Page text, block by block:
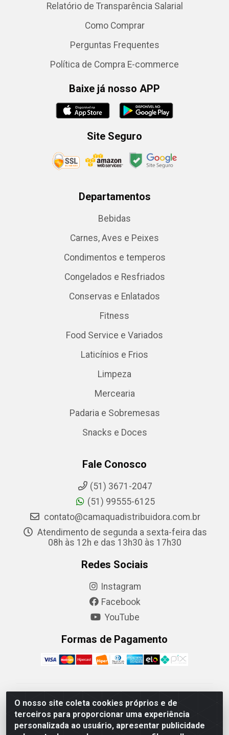
O nosso site coleta cookies próprios e de
terceiros para proporcionar uma experiência
personalizada ao usuário, apresentar publicidade
Relatório de Transparência Salarial
Como Comprar
Perguntas Frequentes
Política de Compra E-commerce
Baixe já nosso APP
Site Seguro
Departamentos
Bebidas
Carnes, Aves e Peixes
Condimentos e temperos
Congelados e Resfriados
Conservas e Enlatados
Fitness
Food Service e Variados
Laticínios e Frios
Limpeza
Mercearia
Padaria e Sobremesas
Snacks e Doces
Fale Conosco
(51) 3671-2047
(51) 99555-6125
contato@camaquadistribuidora.com.br
Atendimento de segunda a sexta-feira das
08h às 12h e das 13h30 às 17h30
Redes Sociais
Instagram
Facebook
YouTube
Formas de Pagamento
Camaquã Distribuidora Ltda - Avenida Conego Luiz W
Hanquet, 1001 - Parque Residencial do Arroio Duro,
Camaquã/RS - CEP 96.789-102 - CNPJ
07.061.124/0001-26